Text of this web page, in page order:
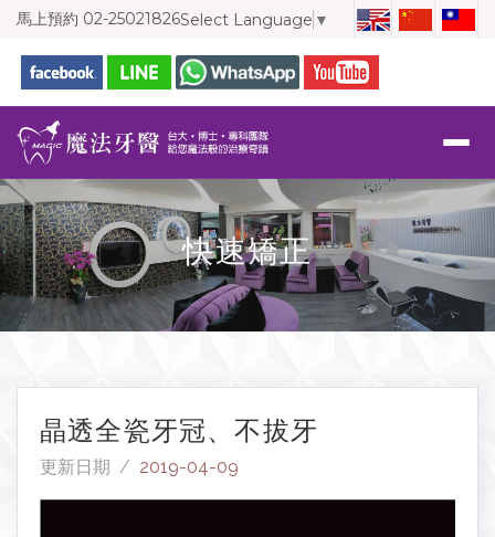
馬上預約 02-25021826Select Language ▼
快速矯正
晶透全瓷牙冠、不拔牙
更新日期 / 2019-04-09